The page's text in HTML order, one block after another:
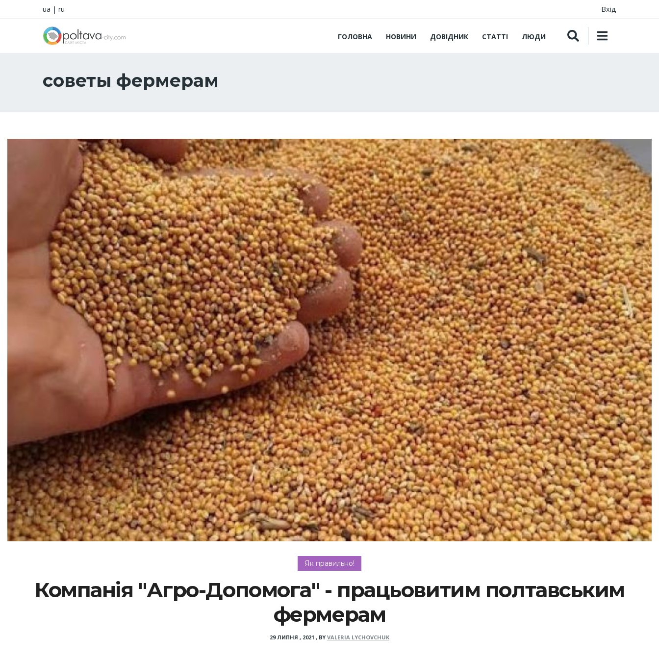
ua | ru Вхід
ГОЛОВНА НОВИНИ ДОВІДНИК СТАТТІ ЛЮДИ
советы фермерам
Як правильно!
Компанія "Агро-Допомога" - працьовитим полтавським
фермерам
29 ЛИПНЯ , 2021 , BY VALERIA LYCHOVCHUK